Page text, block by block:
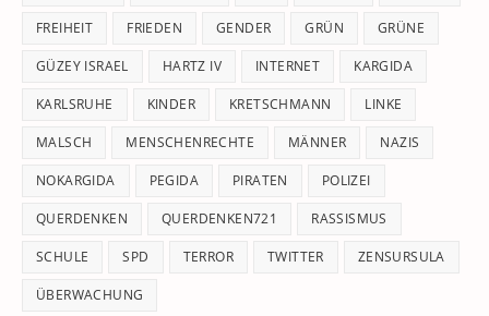
FREIHEIT FRIEDEN GENDER GRÜN GRÜNE
GÜZEY ISRAEL HARTZ IV INTERNET KARGIDA
KARLSRUHE KINDER KRETSCHMANN LINKE
MALSCH MENSCHENRECHTE MÄNNER NAZIS
NOKARGIDA PEGIDA PIRATEN POLIZEI
QUERDENKEN QUERDENKEN721 RASSISMUS
SCHULE SPD TERROR TWITTER ZENSURSULA
ÜBERWACHUNG